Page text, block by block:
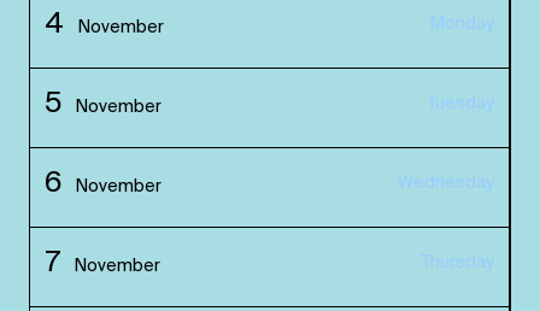
4 November Monday
5 November Tuesday
6 November Wednesday
7 November Thursday